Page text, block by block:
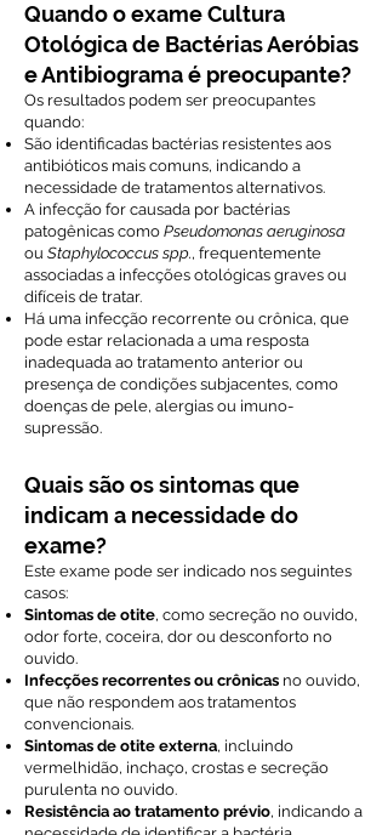
Quando o exame Cultura
Otológica de Bactérias Aeróbias
e Antibiograma é preocupante?
Os resultados podem ser preocupantes
quando:
São identificadas bactérias resistentes aos
antibióticos mais comuns, indicando a
necessidade de tratamentos alternativos.
A infecção for causada por bactérias
patogênicas como Pseudomonas aeruginosa
ou Staphylococcus spp., frequentemente
associadas a infecções otológicas graves ou
difíceis de tratar.
Há uma infecção recorrente ou crônica, que
pode estar relacionada a uma resposta
inadequada ao tratamento anterior ou
presença de condições subjacentes, como
doenças de pele, alergias ou imuno-
supressão.
Quais são os sintomas que
indicam a necessidade do
exame?
Este exame pode ser indicado nos seguintes
casos:
Sintomas de otite, como secreção no ouvido,
odor forte, coceira, dor ou desconforto no
ouvido.
Infecções recorrentes ou crônicas no ouvido,
que não respondem aos tratamentos
convencionais.
Sintomas de otite externa, incluindo
vermelhidão, inchaço, crostas e secreção
purulenta no ouvido.
Resistência ao tratamento prévio, indicando a